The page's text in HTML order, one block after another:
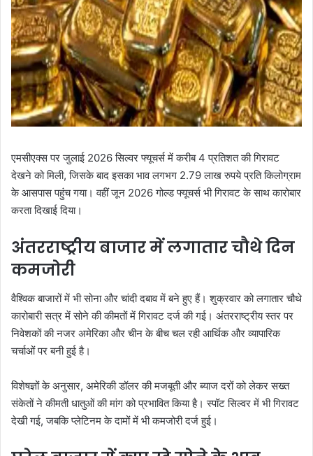
एमसीएक्स पर जुलाई 2026 सिल्वर फ्यूचर्स में करीब 4 प्रतिशत की गिरावट
देखने को मिली, जिसके बाद इसका भाव लगभग 2.79 लाख रुपये प्रति किलोग्राम
के आसपास पहुंच गया। वहीं जून 2026 गोल्ड फ्यूचर्स भी गिरावट के साथ कारोबार
करता दिखाई दिया।
अंतरराष्ट्रीय बाजार में लगातार चौथे दिन
कमजोरी
वैश्विक बाजारों में भी सोना और चांदी दबाव में बने हुए हैं। शुक्रवार को लगातार चौथे
कारोबारी सत्र में सोने की कीमतों में गिरावट दर्ज की गई। अंतरराष्ट्रीय स्तर पर
निवेशकों की नजर अमेरिका और चीन के बीच चल रही आर्थिक और व्यापारिक
चर्चाओं पर बनी हुई है।
विशेषज्ञों के अनुसार, अमेरिकी डॉलर की मजबूती और ब्याज दरों को लेकर सख्त
संकेतों ने कीमती धातुओं की मांग को प्रभावित किया है। स्पॉट सिल्वर में भी गिरावट
देखी गई, जबकि प्लेटिनम के दामों में भी कमजोरी दर्ज हुई।